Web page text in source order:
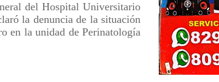
del Hospital Universitario
la denuncia de la situación
en la unidad de Perinatología